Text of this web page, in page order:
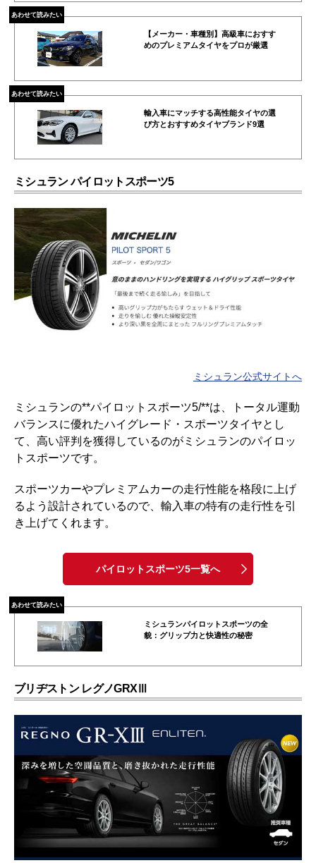
あわせて読みたい
【メーカー・車種別】高級車におすす
めのプレミアムタイヤをプロが厳選
あわせて読みたい
輸入車にマッチする高性能タイヤの選
び方とおすすめタイヤブランド9選
ミシュラン パイロットスポーツ5
ミシュラン公式サイトへ
ミシュランの**パイロットスポーツ5/**は、トータル運動
バランスに優れたハイグレード・スポーツタイヤとし
て、高い評判を獲得しているのがミシュランのパイロッ
トスポーツです。
スポーツカーやプレミアムカーの走行性能を格段に上げ
るよう設計されているので、輸入車の特有の走行性を引
き上げてくれます。
パイロットスポーツ5一覧へ
あわせて読みたい
ミシュランパイロットスポーツの全
貌：グリップ力と快適性の秘密
ブリヂストン レグノGRXⅢ